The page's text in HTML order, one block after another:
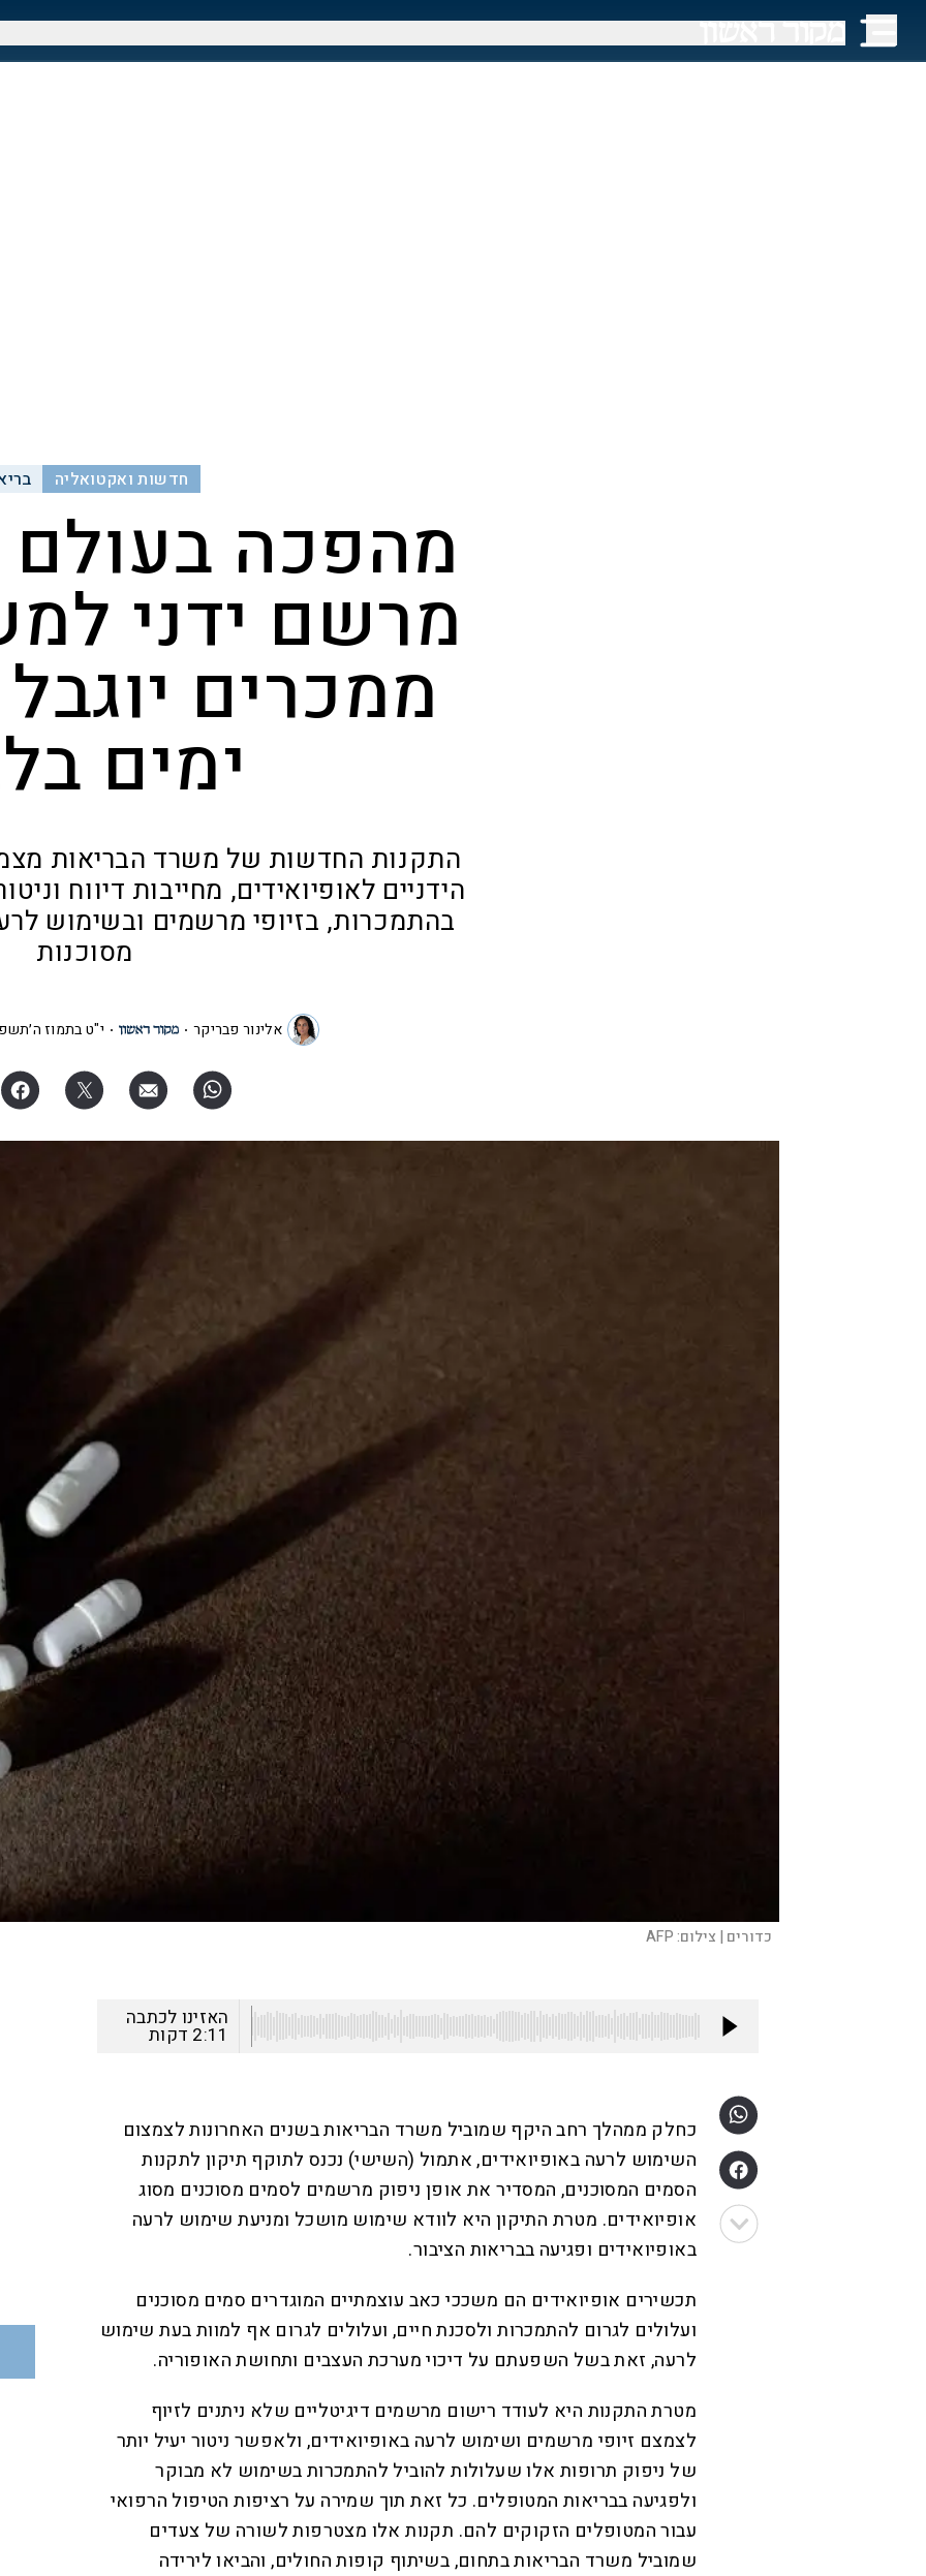
חדשות ואקטואליה
מהפכה בעולם
מרשם ידני
ממכרים
ימים
התקנות החדשות של משרד הבריאות
הידניים לאופיואידים, מחייבות דיווח
בהתמכרות, בזיופי מרשמים ובשימוש
מסוכנות
אלינור פבריקר י"ט בתמוז
כדורים | צילום:AFP
האזינו לכתבה
2:11 דקות
כחלק ממהלך רחב היקף שמוביל משרד הבריאות בשנים האחרונות לצמצום
השימוש לרעה באופיואידים, אתמול (השישי) נכנס לתוקף תיקון לתקנות
הסמים המסוכנים, המסדיר את אופן ניפוק מרשמים לסמים מסוכנים מסוג
אופיואידים. מטרת התיקון היא לוודא שימוש מושכל ומניעת שימוש לרעה
באופיואידים ופגיעה בבריאות הציבור.
תכשירים אופיואידים הם משככי כאב עוצמתיים המוגדרים סמים מסוכנים
ועלולים לגרום להתמכרות ולסכנת חיים, ועלולים לגרום אף למוות בעת שימוש
לרעה, זאת בשל השפעתם על דיכוי מערכת העצבים ותחושת האופוריה.
מטרת התקנות היא לעודד רישום מרשמים דיגיטליים שלא ניתנים לזיוף
לצמצם זיופי מרשמים ושימוש לרעה באופיואידים, ולאפשר ניטור יעיל יותר
של ניפוק תרופות אלו שעלולות להוביל להתמכרות בשימוש לא מבוקר
ולפגיעה בבריאות המטופלים. כל זאת תוך שמירה על רציפות הטיפול הרפואי
עבור המטופלים הזקוקים להם. תקנות אלו מצטרפות לשורה של צעדים
שמוביל משרד הבריאות בתחום, בשיתוף קופות החולים, והביאו לירידה